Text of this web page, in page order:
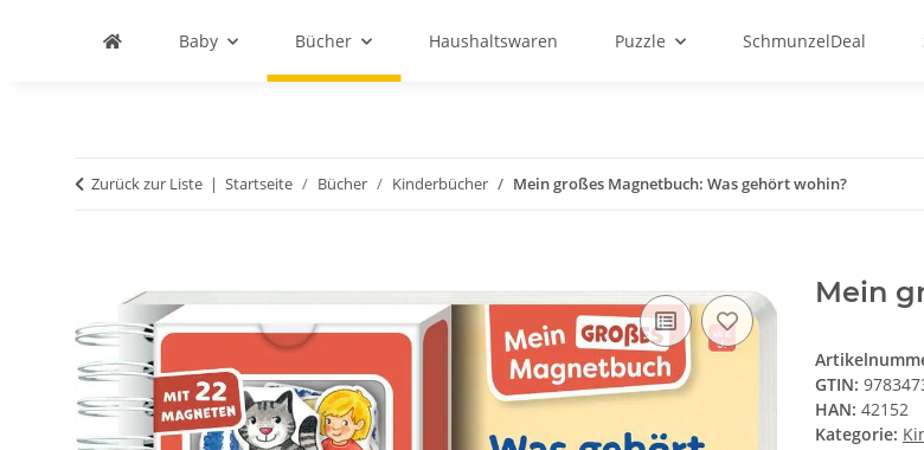
Baby Bücher Haushaltswaren Puzzle SchmunzelDeal
Zurück zur Liste Startseite Bücher Kinderbücher Mein großes Magnetbuch: Was gehört wohin?
Mein
GTIN:
HAN: 42152
Kategorie: